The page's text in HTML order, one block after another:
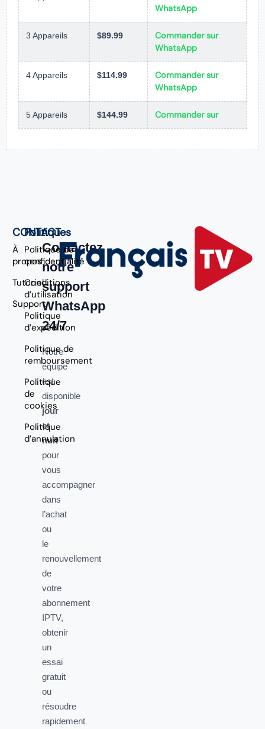
WhatsApp
3 Appareils $89.99
Commander sur
WhatsApp
4 Appareils $114.99
Commander sur
WhatsApp
5 Appareils $144.99 Commander sur
CONTACT
À
propos
Tutoriel
Support
Politiques
Politique de
confidentialité
Conditions
d’utilisation
Politique
d’expédition
Politique de
remboursement
Politique
de
cookies
Politique
d’annulation
Contactez
notre
support
WhatsApp
24/7
Notre
équipe
est
disponible
jour
et
nuit
pour
vous
accompagner
dans
l’achat
ou
le
renouvellement
de
votre
abonnement
IPTV,
obtenir
un
essai
gratuit
ou
résoudre
rapidement